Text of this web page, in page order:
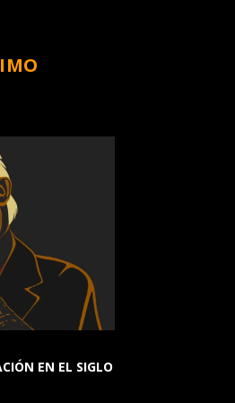
EN EL SIGLO